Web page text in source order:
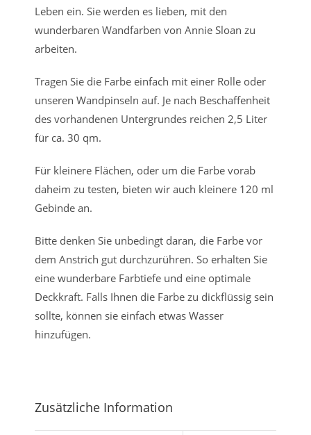
Leben ein. Sie werden es lieben, mit den
wunderbaren Wandfarben von Annie Sloan zu
arbeiten.
Tragen Sie die Farbe einfach mit einer Rolle oder
unseren Wandpinseln auf. Je nach Beschaffenheit
des vorhandenen Untergrundes reichen 2,5 Liter
für ca. 30 qm.
Für kleinere Flächen, oder um die Farbe vorab
daheim zu testen, bieten wir auch kleinere 120 ml
Gebinde an.
Bitte denken Sie unbedingt daran, die Farbe vor
dem Anstrich gut durchzurühren. So erhalten Sie
eine wunderbare Farbtiefe und eine optimale
Deckkraft. Falls Ihnen die Farbe zu dickflüssig sein
sollte, können sie einfach etwas Wasser
hinzufügen.
Zusätzliche Information